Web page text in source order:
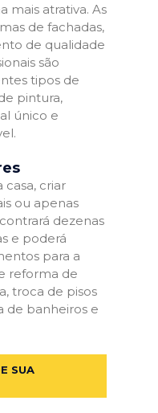
mais atrativa. As
de fachadas,
de qualidade
são
tipos de
pintura,
único e
casa, criar
ou apenas
dezenas
e poderá
para a
reforma de
troca de pisos
de banheiros e
SUA